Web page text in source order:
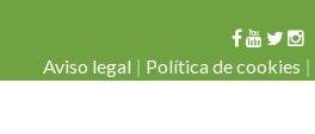
Aviso legal| Política de cookies |